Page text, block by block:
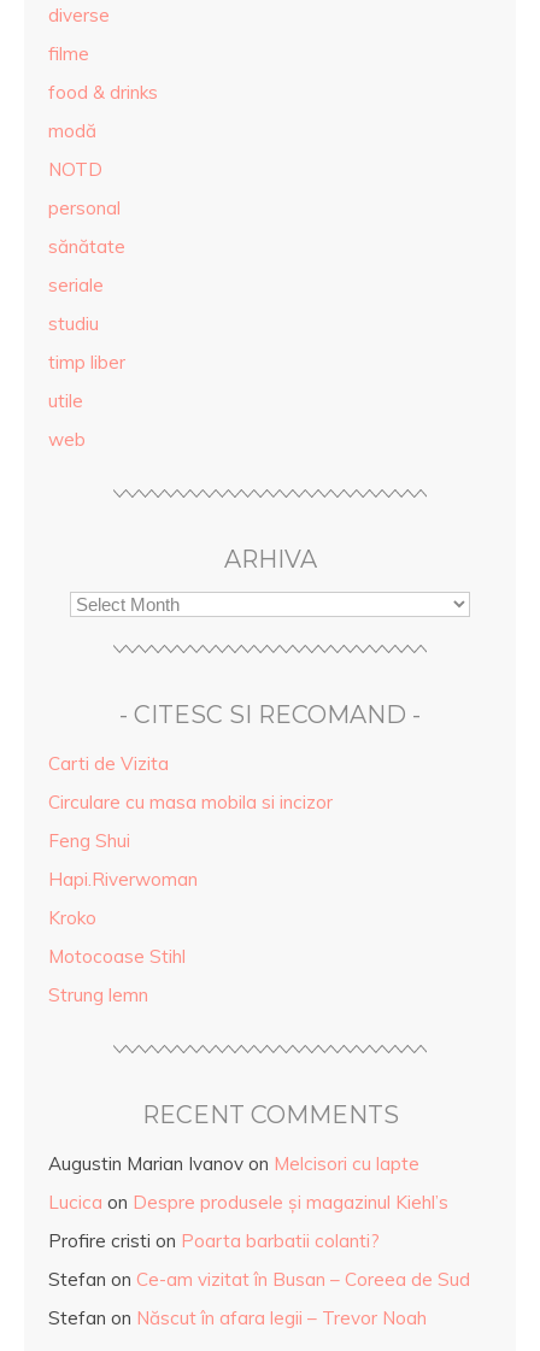
diverse
filme
food & drinks
modă
NOTD
personal
sănătate
seriale
studiu
timp liber
utile
web
ARHIVA
- CITESC SI RECOMAND -
Carti de Vizita
Circulare cu masa mobila si incizor
Feng Shui
Hapi.Riverwoman
Kroko
Motocoase Stihl
Strung lemn
RECENT COMMENTS
Augustin Marian Ivanov on Melcisori cu lapte
Lucica on Despre produsele și magazinul Kiehl’s
Profire cristi on Poarta barbatii colanti?
Stefan on Ce-am vizitat în Busan – Coreea de Sud
Stefan on Născut în afara legii – Trevor Noah